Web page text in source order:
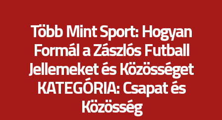
Több Mint Sport: Hogyan
Formál a Zászlós Futball
Jellemeket és Közösséget
KATEGÓRIA: Csapat és
Közösség